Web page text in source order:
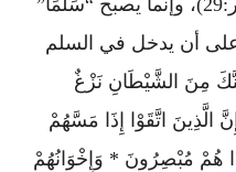
﴿فِيهِ شُرَكَاءُ مُتَشَاكِسُونَ﴾(الزمر:29)، وإنما يصبح “سَلَمًا”
على أن يدخل في السلم
مِنَ الشَّيْطَانِ نَزْغٌ
الَّذِينَ اتَّقَوْا إِذَا مَسَّهُمْ
هُمْ مُبْصِرُونَ * وَإِخْوَانُهُمْ